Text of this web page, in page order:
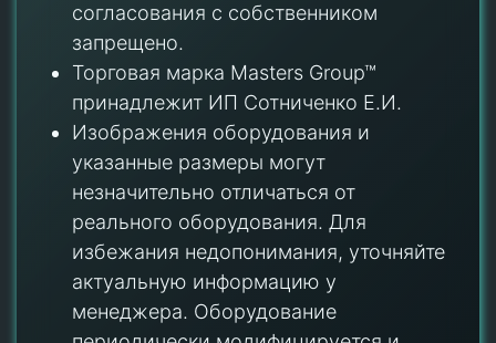
согласования с собственником
запрещено.
Торговая марка Masters Group™
принадлежит ИП Сотниченко Е.И.
Изображения оборудования и
указанные размеры могут
незначительно отличаться от
реального оборудования. Для
избежания недопонимания, уточняйте
актуальную информацию у
менеджера. Оборудование